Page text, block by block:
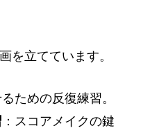
を立てています。
ための反復練習。
：スコアメイクの鍵